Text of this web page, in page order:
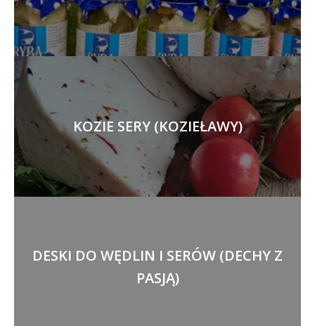
KOZIE SERY (KOZIEŁAWY)
DESKI DO WĘDLIN I SERÓW (DECHY Z
PASJĄ)